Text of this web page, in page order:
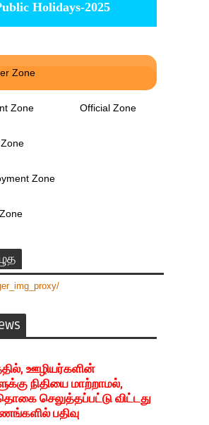
Holidays-2025
Zone
Zone Official Zone
Zone
ஊழியர்களின்
நிதியை மாற்றாமல்,
செலுத்தப்பட்டு விட்டது
பதிவு